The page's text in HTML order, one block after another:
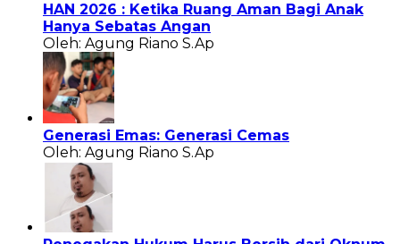
HAN 2026 : Ketika Ruang Aman Bagi Anak
Hanya Sebatas Angan
Oleh: Agung Riano S.Ap
Generasi Emas: Generasi Cemas
Oleh: Agung Riano S.Ap